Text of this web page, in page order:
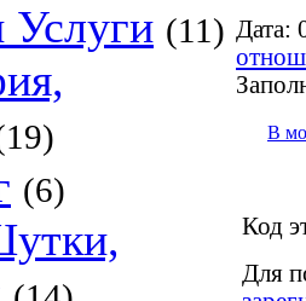
Услуги (11)
(6)
Дата:
В
Код
Для